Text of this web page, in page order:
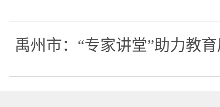
禹州市：“专家讲堂”助力教